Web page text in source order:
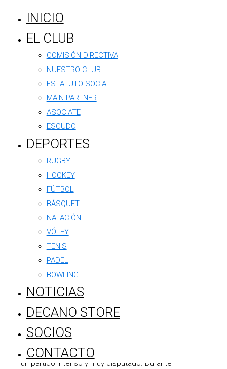
INICIO
EL CLUB
COMISIÓN DIRECTIVA
NUESTRO CLUB
ESTATUTO SOCIAL
MAIN PARTNER
ASOCIATE
ESCUDO
DEPORTES
RUGBY
HOCKEY
FÚTBOL
BÁSQUET
NATACIÓN
VÓLEY
TENIS
PADEL
BOWLING
NOTICIAS
DECANO STORE
SOCIOS
CONTACTO
del torneo, logrando importantes triunfos
tanto en Primera División como en Tercera,
con equipos que mostraron intensidad,
buen juego y contundencia ofensiva.
La Tercera División abrió la tarde con una
sólida victoria por 3 a 0, dominando el
encuentro de principio a fin y desplegando
un muy buen funcionamiento colectivo.
Cristian Ruiz fue una de las grandes figuras
de la cancha al convertir en dos
oportunidades, mientras que Franco Murphy
completó el marcador para sellar una
actuación convincente del Decano.
En Primera División, Argentino protagonizó
un partido intenso y muy disputado. Durante